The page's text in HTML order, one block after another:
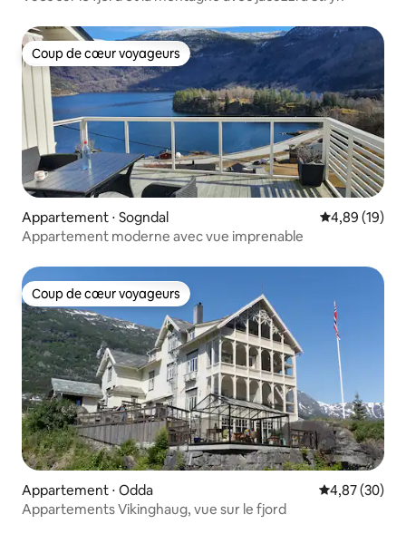
Coup de cœur voyageurs
Coup de cœur voyageurs
Appartement ⋅ Sogndal Évaluation
4,89 (19)
Appartement moderne avec vue imprenable
Coup de cœur voyageurs
Coup de cœur voyageurs
Appartement ⋅ Odda Évaluation
4,87 (30)
Appartements Vikinghaug, vue sur le fjord